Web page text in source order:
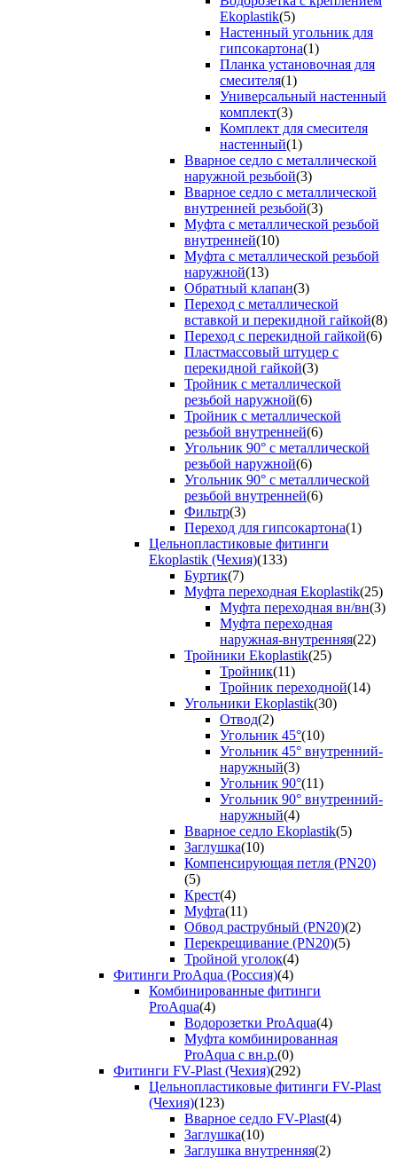
Ekoplastik(5)
Настенный угольник для
гипсокартона(1)
Планка установочная для
смесителя(1)
Универсальный настенный
комплект(3)
Комплект для смесителя
настенный(1)
Вварное седло с металлической
наружной резьбой(3)
Вварное седло с металлической
внутренней резьбой(3)
Муфта с металлической резьбой
внутренней(10)
Муфта с металлической резьбой
наружной(13)
Обратный клапан(3)
Переход с металлической
вставкой и перекидной гайкой(8)
Переход с перекидной гайкой(6)
Пластмассовый штуцер с
перекидной гайкой(3)
Тройник с металлической
резьбой наружной(6)
Тройник с металлической
резьбой внутренней(6)
Угольник 90° с металлической
резьбой наружной(6)
Угольник 90° с металлической
резьбой внутренней(6)
Фильтр(3)
Переход для гипсокартона(1)
Цельнопластиковые фитинги
Ekoplastik (Чехия)(133)
Буртик(7)
Муфта переходная Ekoplastik(25)
Муфта переходная вн/вн(3)
Муфта переходная
наружная-внутренняя(22)
Тройники Ekoplastik(25)
Тройник(11)
Тройник переходной(14)
Угольники Ekoplastik(30)
Отвод(2)
Угольник 45°(10)
Угольник 45° внутренний-
наружный(3)
Угольник 90°(11)
Угольник 90° внутренний-
наружный(4)
Вварное седло Ekoplastik(5)
Заглушка(10)
Компенсирующая петля (PN20)
(5)
Крест(4)
Муфта(11)
Обвод раструбный (PN20)(2)
Перекрещивание (PN20)(5)
Тройной уголок(4)
Фитинги ProAqua (Россия)(4)
Комбинированные фитинги
ProAqua(4)
Водорозетки ProAqua(4)
Муфта комбинированная
ProAqua с вн.р.(0)
Фитинги FV-Plast (Чехия)(292)
Цельнопластиковые фитинги FV-Plast
(Чехия)(123)
Вварное седло FV-Plast(4)
Заглушка(10)
Заглушка внутренняя(2)